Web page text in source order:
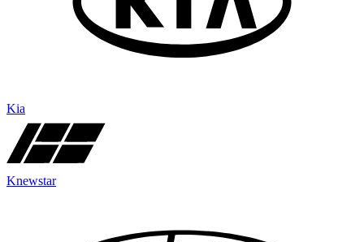
Kia
Knewstar